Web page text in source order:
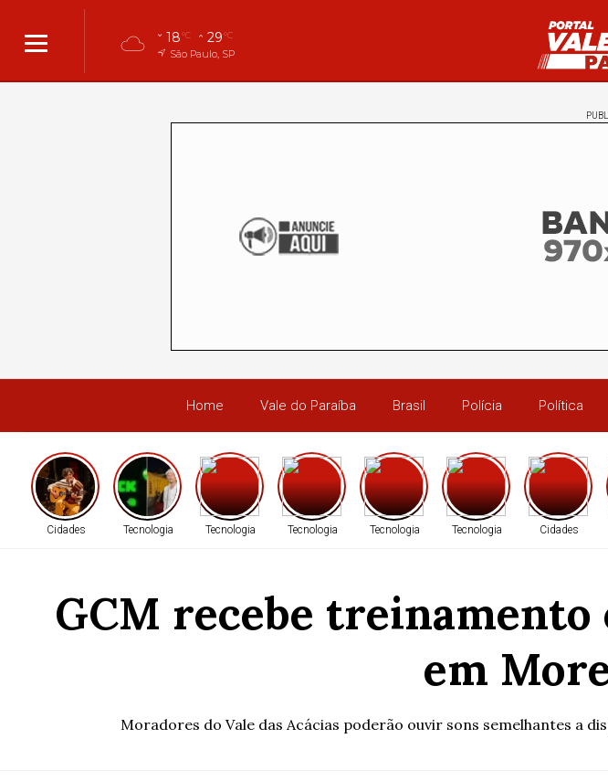
18°C 29°C
São Paulo, SP
Home Vale do Paraíba Brasil Polícia Política
Cidades Tecnologia Tecnologia Tecnologia Tecnologia Tecnologia Cidades
GCM recebe
em
Moradores do Vale das Acácias poderão ouvir sons semelhantes a